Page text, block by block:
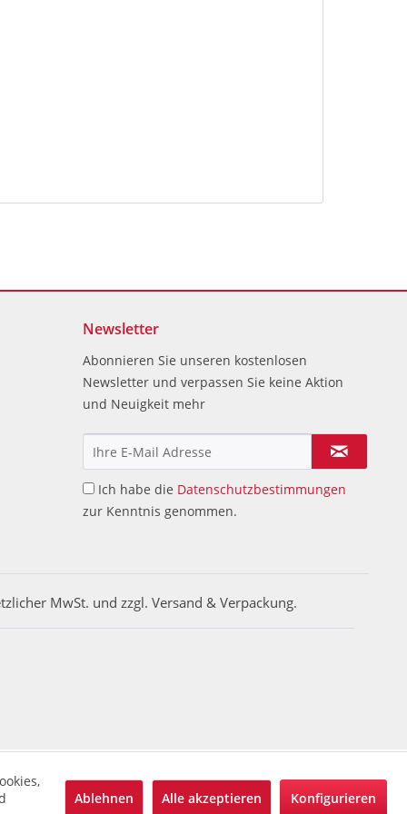
Newsletter
Abonnieren Sie unseren kostenlosen
Newsletter und verpassen Sie keine Aktion
und Neuigkeit mehr
Ich habe die Datenschutzbestimmungen
zur Kenntnis genommen.
MwSt. und zzgl. Versand & Verpackung.
Ablehnen Alle akzeptieren Konfigurieren